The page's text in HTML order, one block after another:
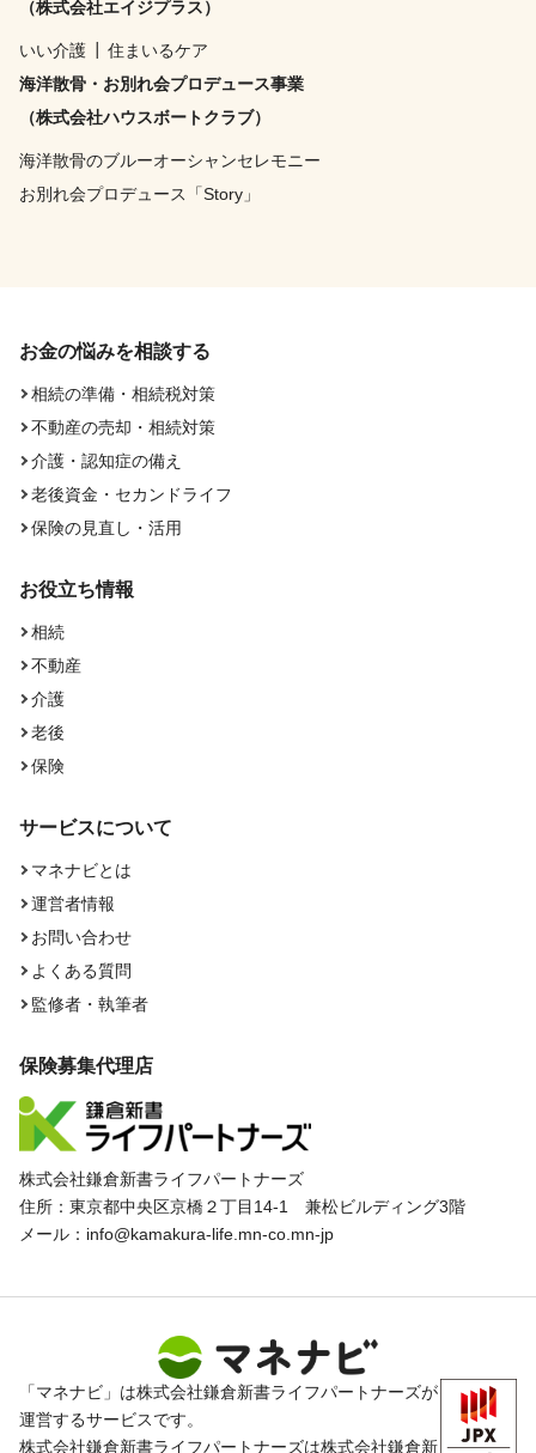
（株式会社エイジプラス）
いい介護
住まいるケア
海洋散骨・お別れ会プロデュース事業
（株式会社ハウスボートクラブ）
海洋散骨のブルーオーシャンセレモニー
お別れ会プロデュース「Story」
お金の悩みを相談する
相続の準備・相続税対策
不動産の売却・相続対策
介護・認知症の備え
老後資金・セカンドライフ
保険の見直し・活用
お役立ち情報
相続
不動産
介護
老後
保険
サービスについて
マネナビとは
運営者情報
お問い合わせ
よくある質問
監修者・執筆者
保険募集代理店
株式会社鎌倉新書ライフパートナーズ
住所：東京都中央区京橋２丁目14-1 兼松ビルディング3階
メール：info@kamakura-life.mn-co.mn-jp
「マネナビ」は株式会社鎌倉新書ライフパートナーズが
運営するサービスです。
株式会社鎌倉新書ライフパートナーズは株式会社鎌倉新